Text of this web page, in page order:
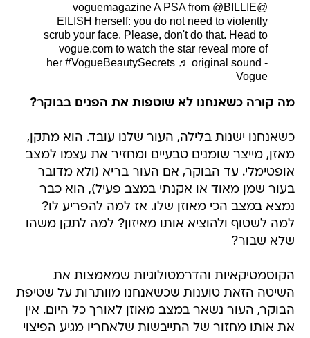
@voguemagazine
A PSA from @BILLIE
EILISH herself: you do not need to violently
scrub your face. Please, don't do that. Head to
vogue.com to watch the star reveal more of
her #VogueBeautySecrets ♬ original sound -
Vogue
מה קורה כשאנחנו לא שוטפות את הפנים בבוקר?
כשאנחנו ישנות בלילה, העור שלנו עובד. הוא מתקן,
מאזן, מייצר שומנים טבעיים ומחזיר את עצמו למצב
אופטימלי. עד הבוקר, אם העור בריא (ולא מדובר
בעור שמן מאוד או אקנתי במצב פעיל), הוא כבר
נמצא במצב הכי מאוזן שלו. אז למה להפריע לו?
למה לשטוף ולהוציא אותו מאיזון? למה לתקן משהו
שלא שבור?
הקוסמטיקאיות והדרמטולוגיות שמאמצות את
השיטה הזאת טוענות שכשאנחנו מוותרות על שטיפת
הבוקר, העור נשאר במצב מאוזן לאורך כל היום. אין
את אותו מחזור של התייבשות שלאחריו מגיע הפיצוי